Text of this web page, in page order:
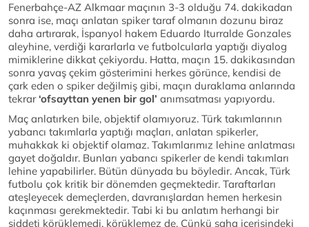
Fenerbahçe-AZ Alkmaar maçının 3-3 olduğu 74. dakikadan
sonra ise, maçı anlatan spiker taraf olmanın dozunu biraz
daha artırarak, İspanyol hakem Eduardo Iturralde Gonzales
aleyhine, verdiği kararlarla ve futbolcularla yaptığı diyalog
mimiklerine dikkat çekiyordu. Hatta, maçın 15. dakikasından
sonra yavaş çekim gösterimini herkes görünce, kendisi de
çark eden o spiker değilmiş gibi, maçın duraklama anlarında
tekrar‘ofsayttan yenen bir gol’ anımsatması yapıyordu.
Maç anlatırken bile, objektif olamıyoruz. Türk takımlarının
yabancı takımlarla yaptığı maçları, anlatan spikerler,
muhakkak ki objektif olamaz. Takımlarımız lehine anlatması
gayet doğaldır. Bunları yabancı spikerler de kendi takımları
lehine yapabilirler. Bütün dünyada bu böyledir. Ancak, Türk
futbolu çok kritik bir dönemden geçmektedir. Taraftarları
ateşleyecek demeçlerden, davranışlardan hemen herkesin
kaçınması gerekmektedir. Tabi ki bu anlatım herhangi bir
şiddeti körüklemedi, körüklemez de. Çünkü saha içerisindeki